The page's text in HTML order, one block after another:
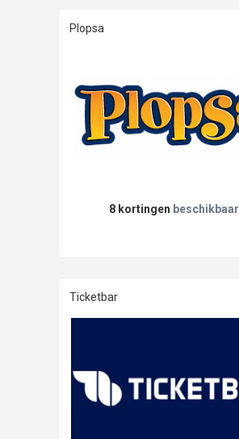
Plopsa
8 kortingen beschikbaar
Ticketbar